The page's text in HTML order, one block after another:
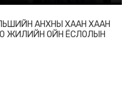
АНХНЫ ХААН ХААН
ЖИЛИЙН ОЙН ЁСЛОЛЫН